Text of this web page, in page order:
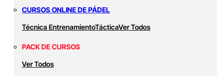
CURSOS ONLINE DE PÁDEL
Técnica EntrenamientoTácticaVer Todos
PACK DE CURSOS
Ver Todos